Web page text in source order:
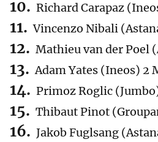
Richard Carapaz
Vincenzo Nibali
Mathieu van der Poel
Adam Yates (Ineos) 2
Primoz Roglic
Thibaut Pinot
Jakob Fuglsang